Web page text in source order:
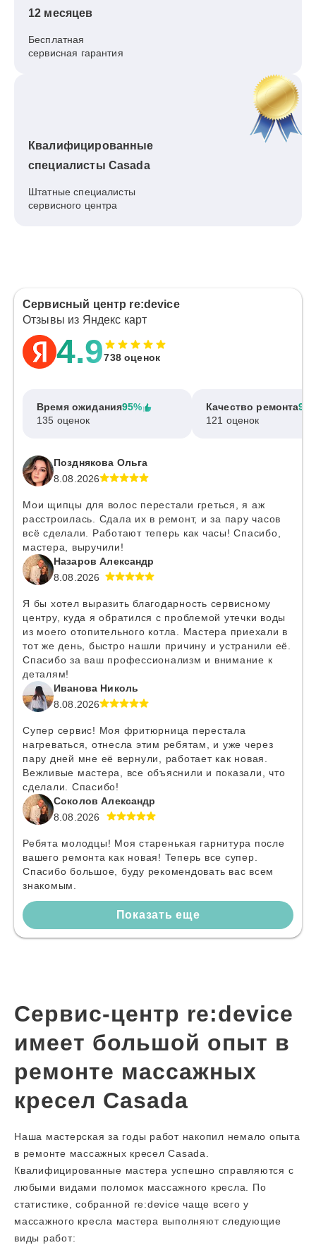
12 месяцев
Бесплатная
сервисная гарантия
Квалифицированные
специалисты Casada
Штатные специалисты
сервисного центра
Сервисный центр re:device
Отзывы из Яндекс карт
4.9738 оценок
Время ожидания95%
135 оценок
Качество ремонта
121 оценок
Позднякова Ольга
8.08.2026
Мои щипцы для волос перестали греться, я аж
расстроилась. Сдала их в ремонт, и за пару часов
всё сделали. Работают теперь как часы! Спасибо,
мастера, выручили!
Назаров Александр
8.08.2026
Я бы хотел выразить благодарность сервисному
центру, куда я обратился с проблемой утечки воды
из моего отопительного котла. Мастера приехали в
тот же день, быстро нашли причину и устранили её.
Спасибо за ваш профессионализм и внимание к
деталям!
Иванова Николь
8.08.2026
Супер сервис! Моя фритюрница перестала
нагреваться, отнесла этим ребятам, и уже через
пару дней мне её вернули, работает как новая.
Вежливые мастера, все объяснили и показали, что
сделали. Спасибо!
Соколов Александр
8.08.2026
Ребята молодцы! Моя старенькая гарнитура после
вашего ремонта как новая! Теперь все супер.
Спасибо большое, буду рекомендовать вас всем
знакомым.
Показать еще
Сервис-центр re:device
имеет большой опыт в
ремонте массажных
кресел Casada
Наша мастерская за годы работ накопил немало опыта
в ремонте массажных кресел Casada.
Квалифицированные мастера успешно справляются с
любыми видами поломок массажного кресла. По
статистике, собранной re:device чаще всего у
массажного кресла мастера выполняют следующие
виды работ: